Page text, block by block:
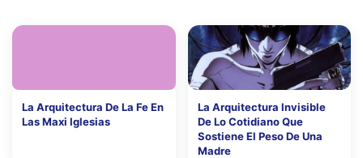
La Arquitectura De La Fe En
Las Maxi Iglesias
La Arquitectura Invisible
De Lo Cotidiano Que
Sostiene El Peso De Una
Madre